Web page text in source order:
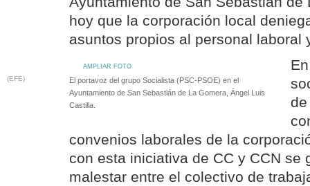
hoy que la corporación local
asuntos propios al personal laboral
AMPLIAR FOTO
(EFE)
El portavoz del grupo Socialista (PSC-PSOE) en el
Ayuntamiento de San Sebastián de La Gomera, Ángel Luis
Castilla.
convenios laborales de la
con esta iniciativa de CC y CCN se
malestar entre el colectivo de